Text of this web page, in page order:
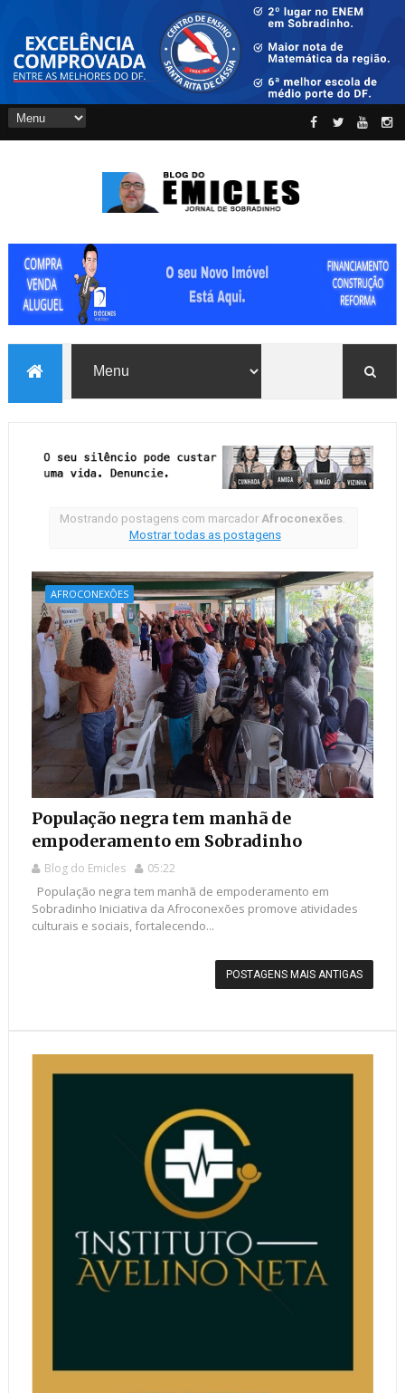
Mostrando postagens com marcador Afroconexões.
Mostrar todas as postagens
AFROCONEXÕES
População negra tem manhã de
empoderamento em Sobradinho
Blog do Emicles 05:22
População negra tem manhã de empoderamento em
Sobradinho Iniciativa da Afroconexões promove atividades
culturais e sociais, fortalecendo...
POSTAGENS MAIS ANTIGAS